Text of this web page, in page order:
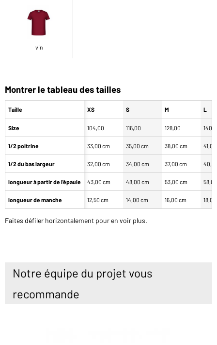
vin
Montrer le tableau des tailles
Taille
Size
1/2 poitrine
1/2 du bas largeur
longueur à partir de l'épaule
longueur de manche
XS S M L
104,00 116,00 128,00
33,00 cm 35,00 cm 38,00 cm
32,00 cm 34,00 cm 37,00 cm
43,00 cm 48,00 cm 53,00 cm
12,50 cm 14,00 cm 16,00 cm
Faites défiler horizontalement pour en voir plus.
Notre équipe du projet vous
recommande